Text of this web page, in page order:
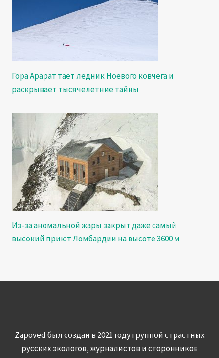
Гора Арарат тает ледник Ноевого ковчега и
раскрывает тысячелетние тайны
Из-за аномальной жары закрыт даже самый
высокий приют Ломбардии на высоте 3600 м
Zapoved был создан в 2021 году группой страстных
русских экологов, журналистов и сторонников